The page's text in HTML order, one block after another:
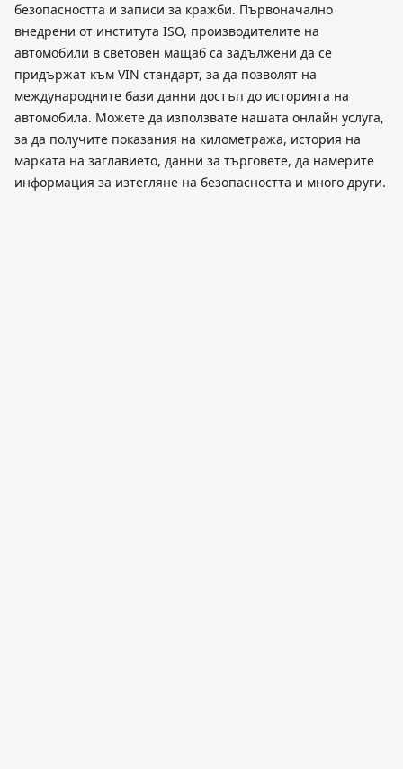
безопасността и записи за кражби. Първоначално
внедрени от института ISO, производителите на
автомобили в световен мащаб са задължени да се
придържат към VIN стандарт, за да позволят на
международните бази данни достъп до историята на
автомобила. Можете да използвате нашата онлайн услуга,
за да получите показания на километража, история на
марката на заглавието, данни за търговете, да намерите
информация за изтегляне на безопасността и много други.